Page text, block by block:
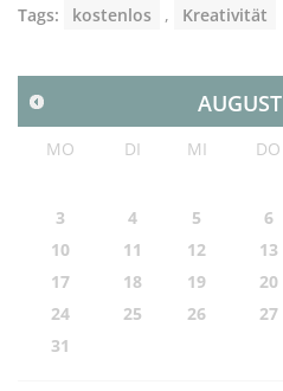
Tags: kostenlos , Kreativität
AUGUST
MO DI MI DO
3
4 5 6
10
11 12 13
17
18 19 20
24
25 26 27
31